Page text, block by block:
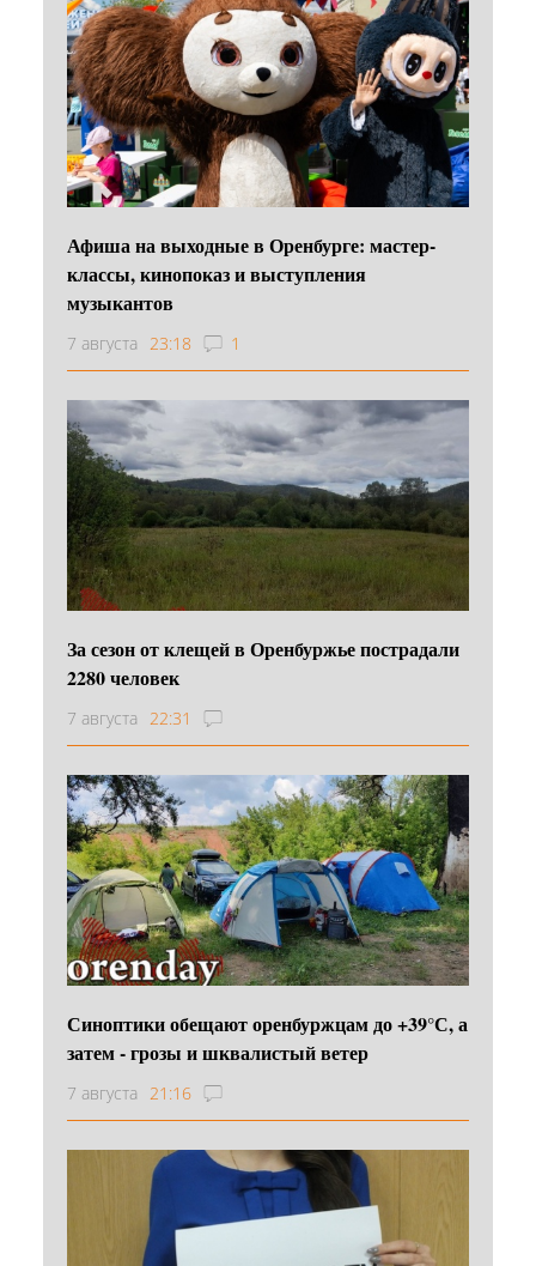
Афиша на выходные в Оренбурге: мастер-
классы, кинопоказ и выступления
музыкантов
7 августа 23:18 1
За сезон от клещей в Оренбуржье пострадали
2280 человек
7 августа 22:31
Синоптики обещают оренбуржцам до +39°С, а
затем - грозы и шквалистый ветер
7 августа 21:16